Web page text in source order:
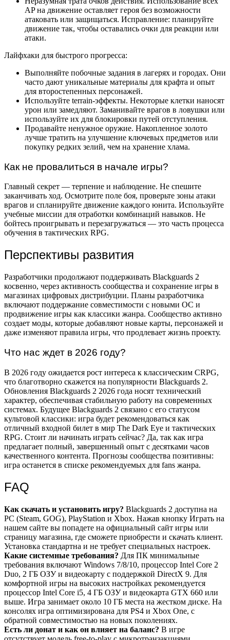
AP на движение оставляет героя без возможности
атаковать или защищаться. Исправление: планируйте
движение так, чтобы оставались очки для реакции или
атаки.
Лайфхаки для быстрого прогресса:
Выполняйте побочные задания в лагерях и городах. Они
часто дают уникальные материалы для крафта и опыт
для второстепенных персонажей.
Используйте terrain-эффекты. Некоторые клетки наносят
урон или замедляют. Заманивайте врагов в ловушки или
используйте их для блокировки путей отступления.
Продавайте ненужное оружие. Накопленное золото
лучше тратить на улучшение ключевых предметов или
покупку редких зелий, чем на хранение хлама.
Как не провалиться в начале игры?
Главный секрет — терпение и наблюдение. Не спешите
заканчивать ход. Осмотрите поле боя, проверьте зоны атаки
врагов и спланируйте движение каждого юнита. Используйте
учебные миссии для отработки комбинаций навыков. Не
бойтесь проигрывать и перезагружаться — это часть процесса
обучения в тактических RPG.
Перспективы развития
Разработчики продолжают поддерживать Blackguards 2
косвенно, через активность сообщества и сохранение игры в
магазинах цифровых дистрибуции. Планы разработчика
включают поддержание совместимости с новыми ОС и
продвижение игры как классики жанра. Сообщество активно
создает моды, которые добавляют новые карты, персонажей и
даже изменяют правила игры, что продлевает жизнь проекту.
Что нас ждет в 2026 году?
В 2026 году ожидается рост интереса к классическим CRPG,
что благотворно скажется на популярности Blackguards 2.
Обновления Blackguards 2 2026 года носят технический
характер, обеспечивая стабильную работу на современных
системах. Будущее Blackguards 2 связано с его статусом
культовой классики: игра будет рекомендоваться как
отличный входной билет в мир The Dark Eye и тактических
RPG. Стоит ли начинать играть сейчас? Да, так как игра
предлагает полный, завершенный опыт с десятками часов
качественного контента. Прогнозы сообщества позитивны:
игра останется в списке рекомендуемых для fans жанра.
FAQ
Как скачать и установить игру? Blackguards 2 доступна на
PC (Steam, GOG), PlayStation и Xbox. Нажав кнопку Играть на
нашем сайте вы попадете на официальный сайт игры или
страницу магазина, где сможете приобрести и скачать клиент.
Установка стандартна и не требует специальных настроек.
Какие системные требования? Для ПК минимальные
требования включают Windows 7/8/10, процессор Intel Core 2
Duo, 2 ГБ ОЗУ и видеокарту с поддержкой DirectX 9. Для
комфортной игры на высоких настройках рекомендуется
процессор Intel Core i5, 4 ГБ ОЗУ и видеокарта GTX 660 или
выше. Игра занимает около 10 ГБ места на жестком диске. На
консолях игра оптимизирована для PS4 и Xbox One, с
обратной совместимостью на новых поколениях.
Есть ли донат и как он влияет на баланс? В игре